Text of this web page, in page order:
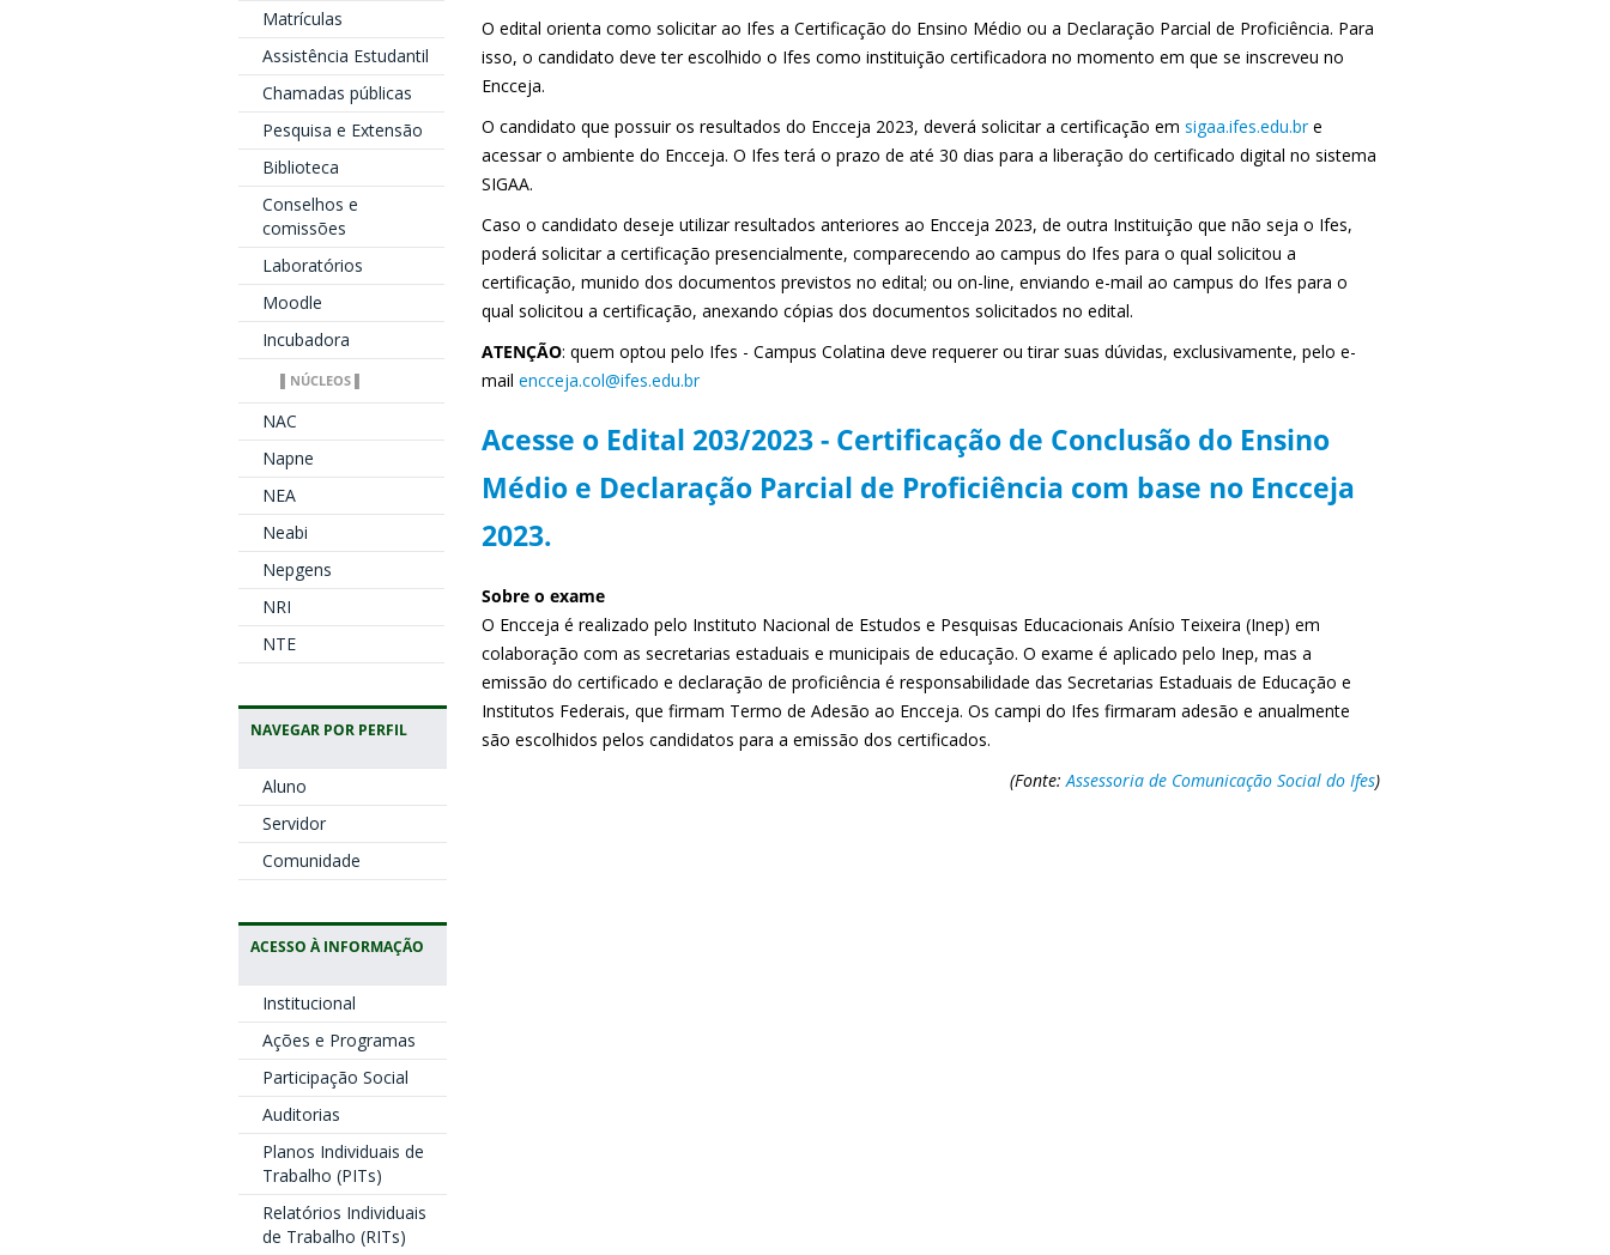
Matrículas
Assistência Estudantil
Chamadas públicas
Pesquisa e Extensão
Biblioteca
Conselhos e
comissões
Laboratórios
Moodle
Incubadora
▌NÚCLEOS ▌
NAC
Napne
NEA
Neabi
Nepgens
NRI
NTE
NAVEGAR POR PERFIL
Aluno
Servidor
Comunidade
ACESSO À INFORMAÇÃO
Institucional
Ações e Programas
Participação Social
Auditorias
Planos Individuais de
Trabalho (PITs)
Relatórios Individuais
de Trabalho (RITs)
O edital orienta como solicitar ao Ifes a Certificação do Ensino Médio ou a Declaração Parcial de Proficiência. Para
isso, o candidato deve ter escolhido o Ifes como instituição certificadora no momento em que se inscreveu no
Encceja.
O candidato que possuir os resultados do Encceja 2023, deverá solicitar a certificação em sigaa.ifes.edu.bre
acessar o ambiente do Encceja. O Ifes terá o prazo de até 30 dias para a liberação do certificado digital no sistema
SIGAA.
Caso o candidato deseje utilizar resultados anteriores ao Encceja 2023, de outra Instituição que não seja o Ifes,
poderá solicitar a certificação presencialmente, comparecendo ao campus do Ifes para o qual solicitou a
certificação, munido dos documentos previstos no edital; ou on-line, enviando e-mail ao campus do Ifes para o
qual solicitou a certificação, anexando cópias dos documentos solicitados no edital.
ATENÇÃO: quem optou pelo Ifes - Campus Colatina deve requerer ou tirar suas dúvidas, exclusivamente, pelo e-
mail encceja.col@ifes.edu.br
Acesse o Edital 203/2023 - Certificação de Conclusão do Ensino
Médio e Declaração Parcial de Proficiência com base no Encceja
2023.
Sobre o exame
O Encceja é realizado pelo Instituto Nacional de Estudos e Pesquisas Educacionais Anísio Teixeira (Inep) em
colaboração com as secretarias estaduais e municipais de educação. O exame é aplicado pelo Inep, mas a
emissão do certificado e declaração de proficiência é responsabilidade das Secretarias Estaduais de Educação e
Institutos Federais, que firmam Termo de Adesão ao Encceja. Os campi do Ifes firmaram adesão e anualmente
são escolhidos pelos candidatos para a emissão dos certificados.
(Fonte:Assessoria de Comunicação Social do Ifes)